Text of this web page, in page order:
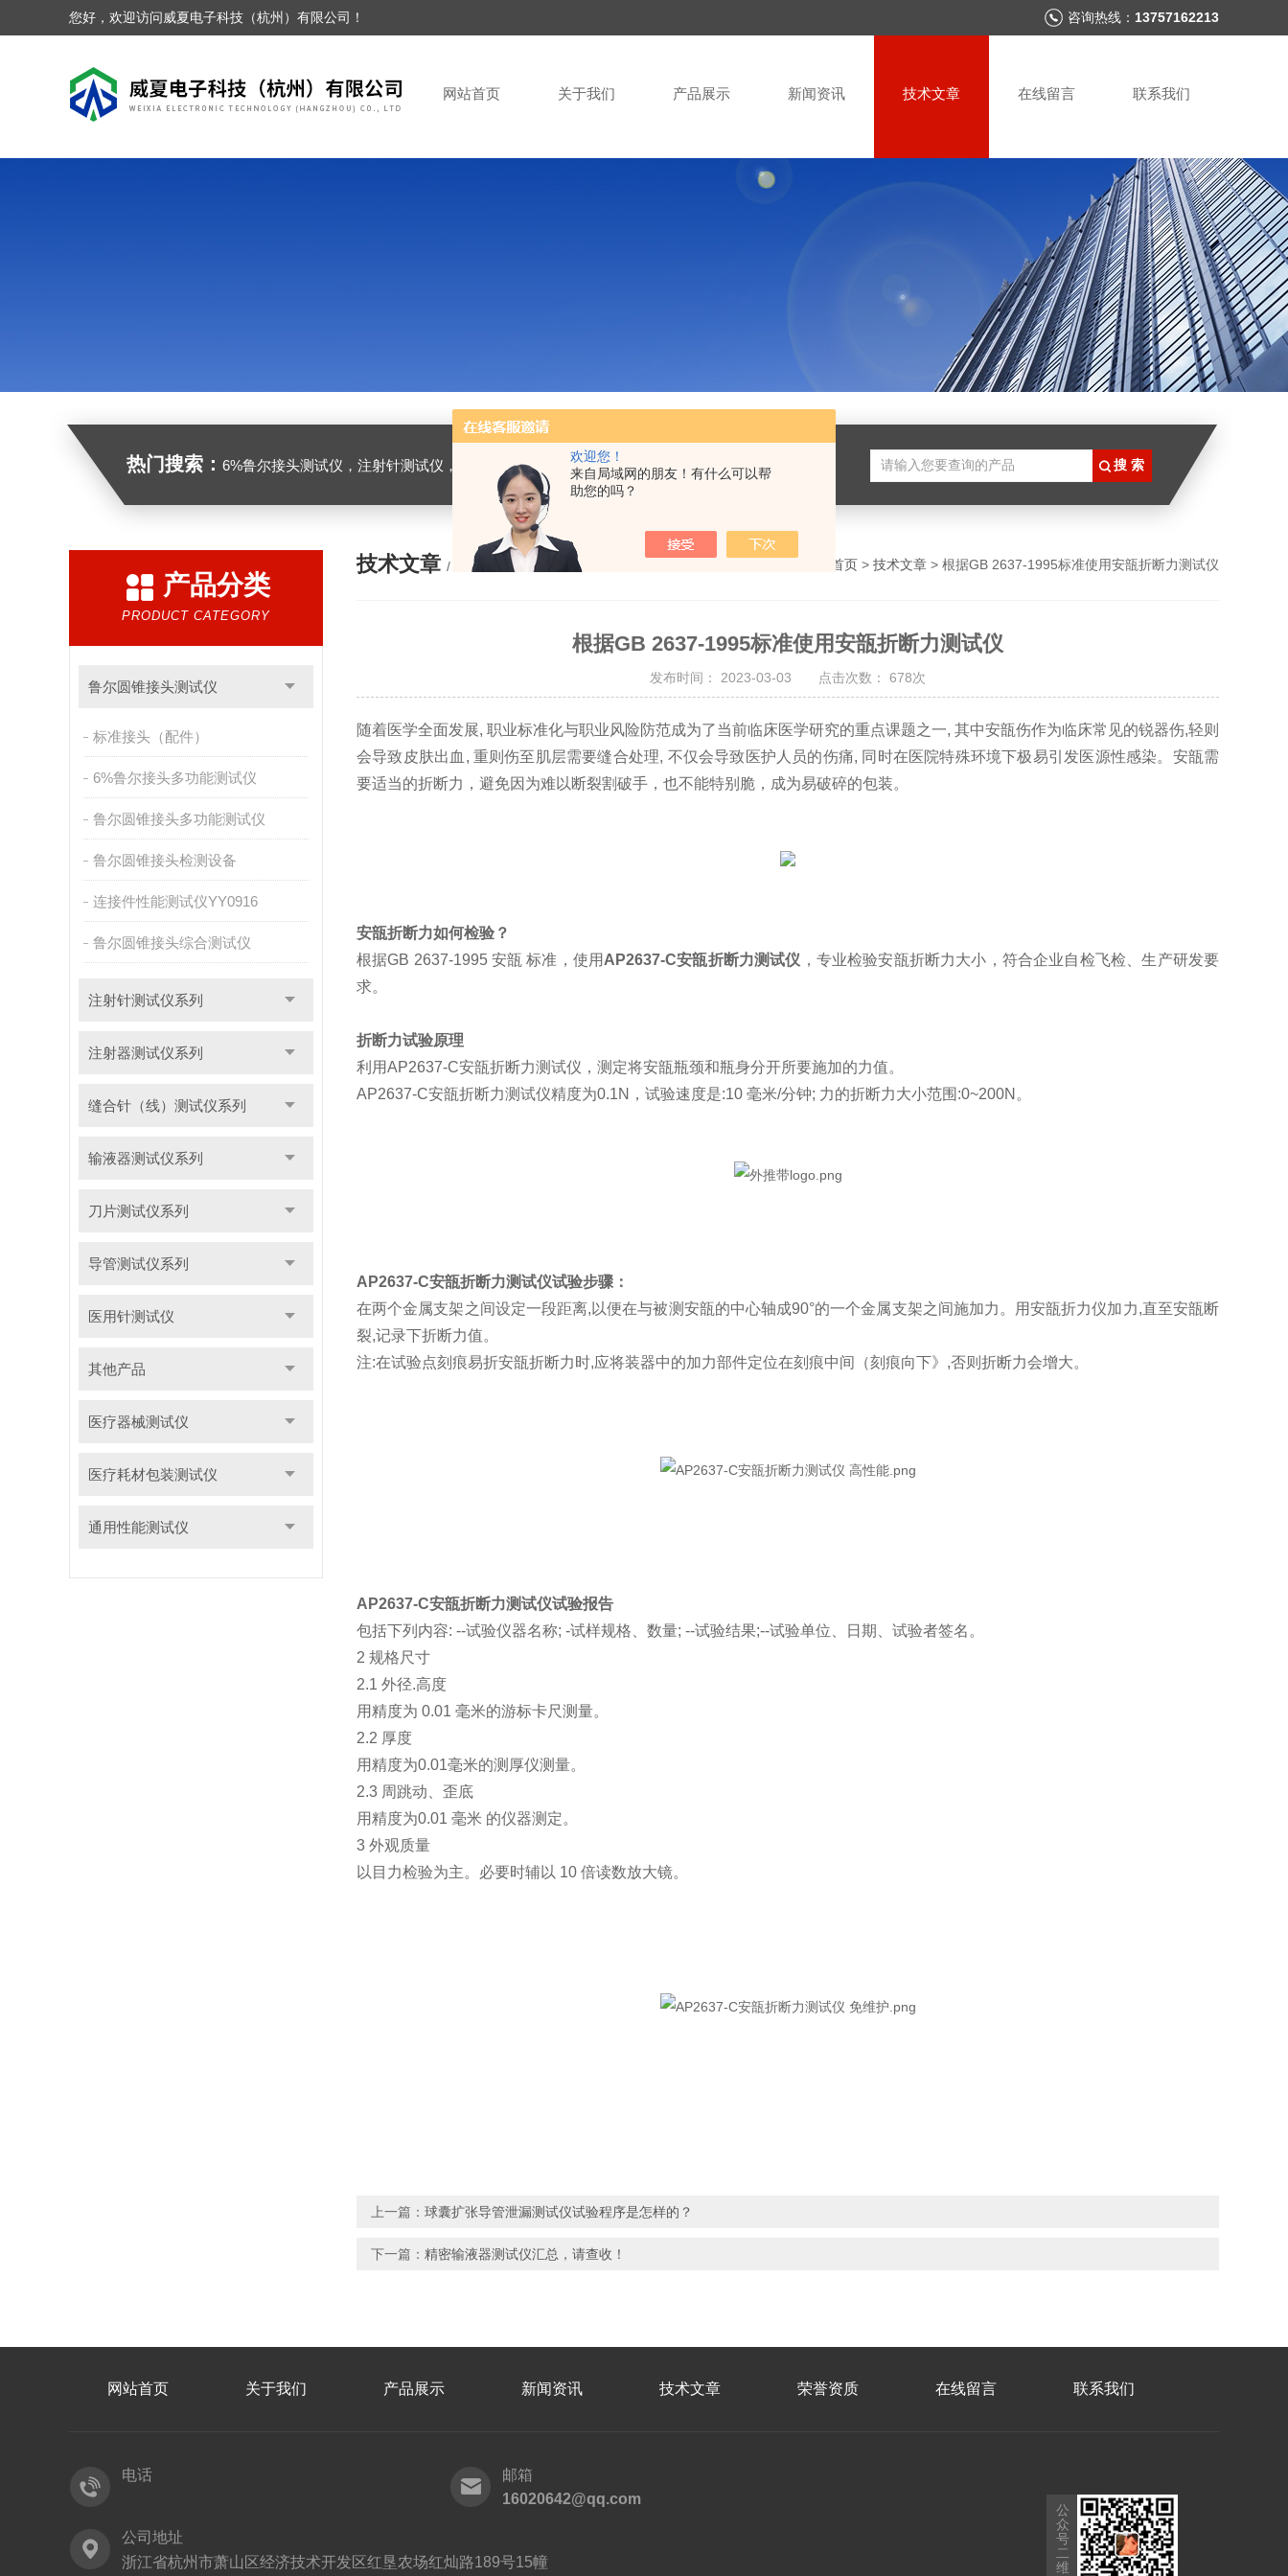
欢迎您！
来自局域网的朋友！有什么可以帮
助您的吗？
您好，欢迎访问威夏电子科技（杭州）有限公司！ 咨询热线： 13757162213
网站首页 关于我们 产品展示 新闻资讯 技术文章 在线留言 联系我们
热门搜索： 6%鲁尔接头测试仪，注射针测试仪，注射器测试仪，缝合针测试仪，缝合线测试仪，导管测试仪，输液器测试仪，刀片测试仪，预灌封注射器测试仪，口腔器械测试仪
产品分类
PRODUCT CATEGORY
鲁尔圆锥接头测试仪
标准接头（配件）
6%鲁尔接头多功能测试仪
鲁尔圆锥接头多功能测试仪
鲁尔圆锥接头检测设备
连接件性能测试仪YY0916
鲁尔圆锥接头综合测试仪
注射针测试仪系列
注射器测试仪系列
缝合针（线）测试仪系列
输液器测试仪系列
刀片测试仪系列
导管测试仪系列
医用针测试仪
其他产品
医疗器械测试仪
医疗耗材包装测试仪
通用性能测试仪
技术文章 / ARTICLE 网站首页 > 技术文章 > 根据GB 2637-1995标准使用安瓿折断力测试仪
根据GB 2637-1995标准使用安瓿折断力测试仪
发布时间： 2023-03-03 点击次数： 678次
随着医学全面发展, 职业标准化与职业风险防范成为了当前临床医学研究的重点课题之一, 其中安瓿伤作为临床常见的锐器伤,轻则
会导致皮肤出血, 重则伤至肌层需要缝合处理, 不仅会导致医护人员的伤痛, 同时在医院特殊环境下极易引发医源性感染。安瓿需
要适当的折断力，避免因为难以断裂割破手，也不能特别脆，成为易破碎的包装。
安瓿折断力如何检验？
根据GB 2637-1995 安瓿 标准，使用 AP2637-C安瓿折断力测试仪 ，专业检验安瓿折断力大小，符合企业自检飞检、生产研发要
求。
折断力试验原理
利用AP2637-C安瓿折断力测试仪，测定将安瓿瓶颈和瓶身分开所要施加的力值。
AP2637-C安瓿折断力测试仪精度为0.1N，试验速度是:10 毫米/分钟; 力的折断力大小范围:0~200N。
AP2637-C安瓿折断力测试仪试验步骤：
在两个金属支架之间设定一段距离,以便在与被测安瓿的中心轴成90°的一个金属支架之间施加力。用安瓿折力仪加力,直至安瓿断
裂,记录下折断力值。
注:在试验点刻痕易折安瓿折断力时,应将装器中的加力部件定位在刻痕中间（刻痕向下》,否则折断力会增大。
AP2637-C安瓿折断力测试仪试验报告
包括下列内容: --试验仪器名称; -试样规格、数量; --试验结果;--试验单位、日期、试验者签名。
2 规格尺寸
2.1 外径.高度
用精度为 0.01 毫米的游标卡尺测量。
2.2 厚度
用精度为0.01毫米的测厚仪测量。
2.3 周跳动、歪底
用精度为0.01 毫米 的仪器测定。
3 外观质量
以目力检验为主。必要时辅以 10 倍读数放大镜。
上一篇： 球囊扩张导管泄漏测试仪试验程序是怎样的？
下一篇： 精密输液器测试仪汇总，请查收！
网站首页 关于我们 产品展示 新闻资讯 技术文章 荣誉资质 在线留言 联系我们
电话
邮箱
16020642@qq.com
公司地址
浙江省杭州市萧山区经济技术开发区红垦农场红灿路189号15幢
公
众
号
二
维